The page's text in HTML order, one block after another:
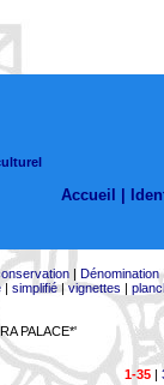
Accueil |
| Dénomination
| simplifié|vignettes |
PALACE*'
1-35|